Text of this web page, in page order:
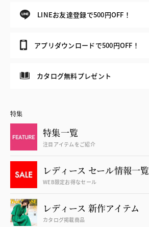
LINEお友達登録で500円OFF！
アプリダウンロードで500円OFF！
カタログ無料プレゼント
特集
特集一覧
注目アイテムをご紹介
レディース セール情報一覧
WEB限定お得なセール
レディース 新作アイテム
カタログ掲載商品